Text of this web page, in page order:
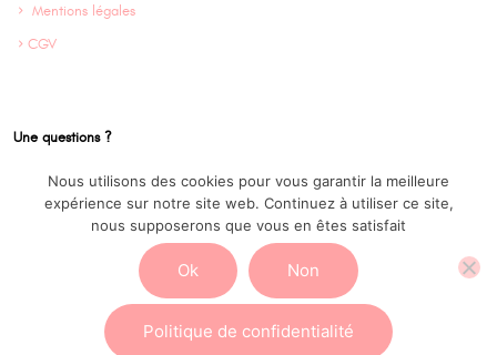
Mentions légales
CGV
Une questions ?
Contact
Instagram @Cofinparis
Nous utilisons des cookies pour vous garantir la meilleure
expérience sur notre site web. Continuez à utiliser ce site,
nous supposerons que vous en êtes satisfait
Ok Non
Politique de confidentialité